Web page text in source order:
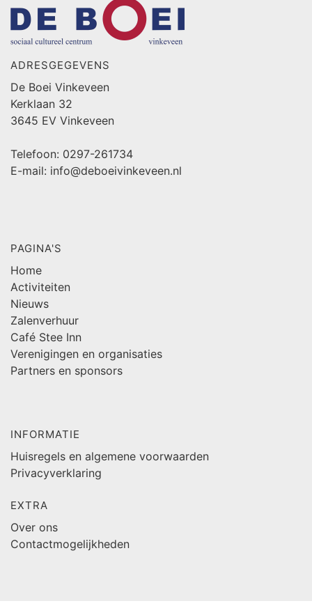
ADRESGEGEVENS
De Boei Vinkeveen
Kerklaan 32
3645 EV Vinkeveen
Telefoon: 0297-261734
E-mail: info@deboeivinkeveen.nl
PAGINA'S
Home
Activiteiten
Nieuws
Zalenverhuur
Café Stee Inn
Verenigingen en organisaties
Partners en sponsors
INFORMATIE
Huisregels en algemene voorwaarden
Privacyverklaring
EXTRA
Over ons
Contactmogelijkheden